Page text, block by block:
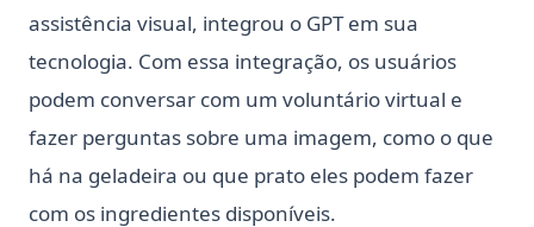
assistência visual, integrou o GPT em sua
tecnologia. Com essa integração, os usuários
podem conversar com um voluntário virtual e
fazer perguntas sobre uma imagem, como o que
há na geladeira ou que prato eles podem fazer
com os ingredientes disponíveis.